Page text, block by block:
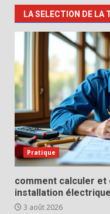
LA SELECTION DE LA
Pratique
comment calculer
installation
3 août 2026